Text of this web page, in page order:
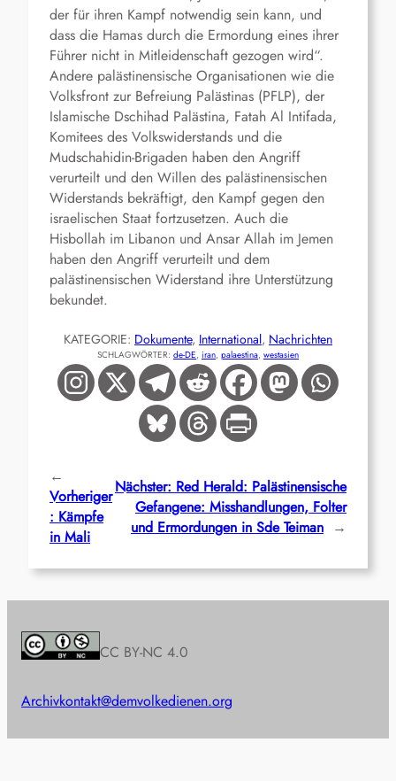
der für ihren Kampf notwendig sein kann, und
dass die Hamas durch die Ermordung eines ihrer
Führer nicht in Mitleidenschaft gezogen wird“.
Andere palästinensische Organisationen wie die
Volksfront zur Befreiung Palästinas (PFLP), der
Islamische Dschihad Palästina, Fatah Al Intifada,
Komitees des Volkswiderstands und die
Mudschahidin-Brigaden haben den Angriff
verurteilt und den Willen des palästinensischen
Widerstands bekräftigt, den Kampf gegen den
israelischen Staat fortzusetzen. Auch die
Hisbollah im Libanon und Ansar Allah im Jemen
haben den Angriff verurteilt und dem
palästinensischen Widerstand ihre Unterstützung
bekundet.
KATEGORIE: Dokumente, International, Nachrichten
SCHLAGWÖRTER: de-DE, iran, palaestina, westasien
←
Vorheriger
: Kämpfe
in Mali
Nächster: Red Herald: Palästinensische
Gefangene: Misshandlungen, Folter
und Ermordungen in Sde Teiman →
CC BY-NC 4.0
Archivkontakt@demvolkedienen.org